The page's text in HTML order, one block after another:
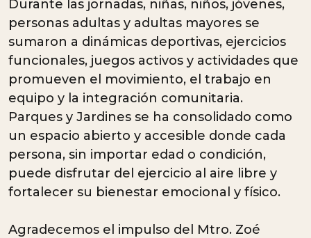
Durante las jornadas, niñas, niños, jóvenes,
personas adultas y adultas mayores se
sumaron a dinámicas deportivas, ejercicios
funcionales, juegos activos y actividades que
promueven el movimiento, el trabajo en
equipo y la integración comunitaria.
Parques y Jardines se ha consolidado como
un espacio abierto y accesible donde cada
persona, sin importar edad o condición,
puede disfrutar del ejercicio al aire libre y
fortalecer su bienestar emocional y físico.
Agradecemos el impulso del Mtro. Zoé